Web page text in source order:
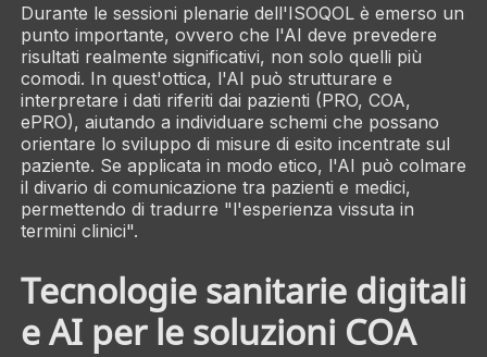
Durante le sessioni plenarie dell'ISOQOL è emerso un
punto importante, ovvero che l'AI deve prevedere
risultati realmente significativi, non solo quelli più
comodi. In quest'ottica, l'AI può strutturare e
interpretare i dati riferiti dai pazienti (PRO, COA,
ePRO), aiutando a individuare schemi che possano
orientare lo sviluppo di misure di esito incentrate sul
paziente. Se applicata in modo etico, l'AI può colmare
il divario di comunicazione tra pazienti e medici,
permettendo di tradurre "l'esperienza vissuta in
termini clinici".
Tecnologie sanitarie digitali
e AI per le soluzioni COA